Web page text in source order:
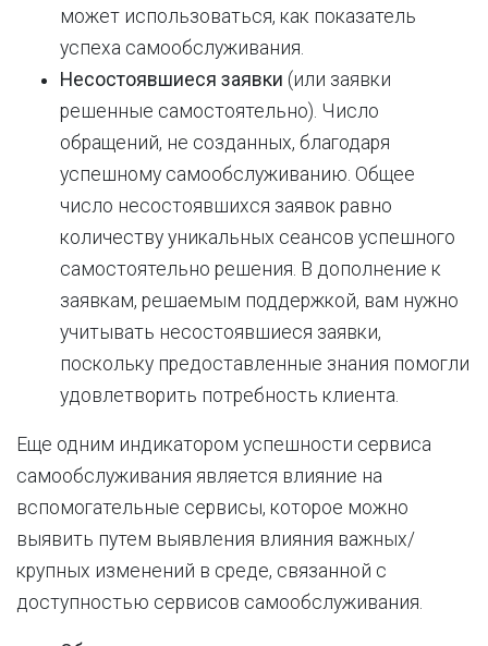
может использоваться, как показатель
успеха самообслуживания.
Несостоявшиеся заявки (или заявки
решенные самостоятельно). Число
обращений, не созданных, благодаря
успешному самообслуживанию. Общее
число несостоявшихся заявок равно
количеству уникальных сеансов успешного
самостоятельно решения. В дополнение к
заявкам, решаемым поддержкой, вам нужно
учитывать несостоявшиеся заявки,
поскольку предоставленные знания помогли
удовлетворить потребность клиента.
Еще одним индикатором успешности сервиса
самообслуживания является влияние на
вспомогательные сервисы, которое можно
выявить путем выявления влияния важных/
крупных изменений в среде, связанной с
доступностью сервисов самообслуживания.